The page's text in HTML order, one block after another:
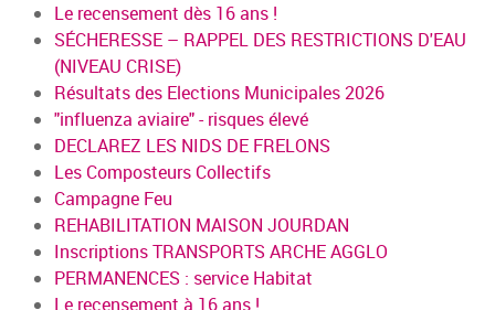
Le recensement dès 16 ans !
SÉCHERESSE – RAPPEL DES RESTRICTIONS D'EAU
(NIVEAU CRISE)
Résultats des Elections Municipales 2026
"influenza aviaire" - risques élevé
DECLAREZ LES NIDS DE FRELONS
Les Composteurs Collectifs
Campagne Feu
REHABILITATION MAISON JOURDAN
Inscriptions TRANSPORTS ARCHE AGGLO
PERMANENCES : service Habitat
Le recensement à 16 ans !